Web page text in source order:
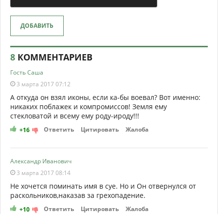
ДОБАВИТЬ
8 КОММЕНТАРИЕВ
Гость Саша
3 марта 2017 07:12
А откуда он взял иконы, если ка-бы воевал? Вот именно:
никаких поблажек и компромиссов! Земля ему
стекловатой и всему ему роду-ироду!!!
+16 Ответить Цитировать Жалоба
Александр Иванович
3 марта 2017 08:14
Не хочется поминать имя в суе. Но и Он отвернулся от
раскольников,наказав за грехопадение.
+10 Ответить Цитировать Жалоба